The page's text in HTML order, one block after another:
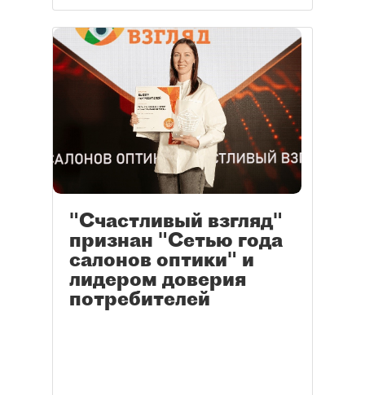
"Счастливый взгляд"
признан "Сетью года
салонов оптики" и
лидером доверия
потребителей